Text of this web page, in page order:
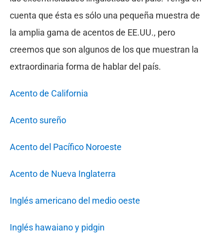
cuenta que ésta es sólo una pequeña muestra de
la amplia gama de acentos de EE.UU., pero
creemos que son algunos de los que muestran la
extraordinaria forma de hablar del país.
Acento de California
Acento sureño
Acento del Pacífico Noroeste
Acento de Nueva Inglaterra
Inglés americano del medio oeste
Inglés hawaiano y pidgin